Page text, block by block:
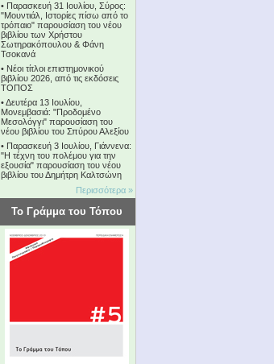
• Παρασκευή 31 Ιουλίου, Σύρος:
"Μουντιάλ, Ιστορίες πίσω από το
τρόπαιο" παρουσίαση του νέου
βιβλίου των Χρήστου
Σωτηρακόπουλου & Φάνη
Τσοκανά
• Νέοι τίτλοι επιστημονικού
βιβλίου 2026, από τις εκδόσεις
ΤΟΠΟΣ
•Δευτέρα 13 Ιουλίου,
Μονεμβασιά: "Προδομένο
Μεσολόγγι" παρουσίαση του
νέου βιβλίου του Σπύρου Αλεξίου
• Παρασκευή 3 Ιουλίου, Γιάννενα:
"Η τέχνη του πολέμου για την
εξουσία" παρουσίαση του νέου
βιβλίου του Δημήτρη Καλτσώνη
Περισσότερα »
Το Γράμμα του Τόπου